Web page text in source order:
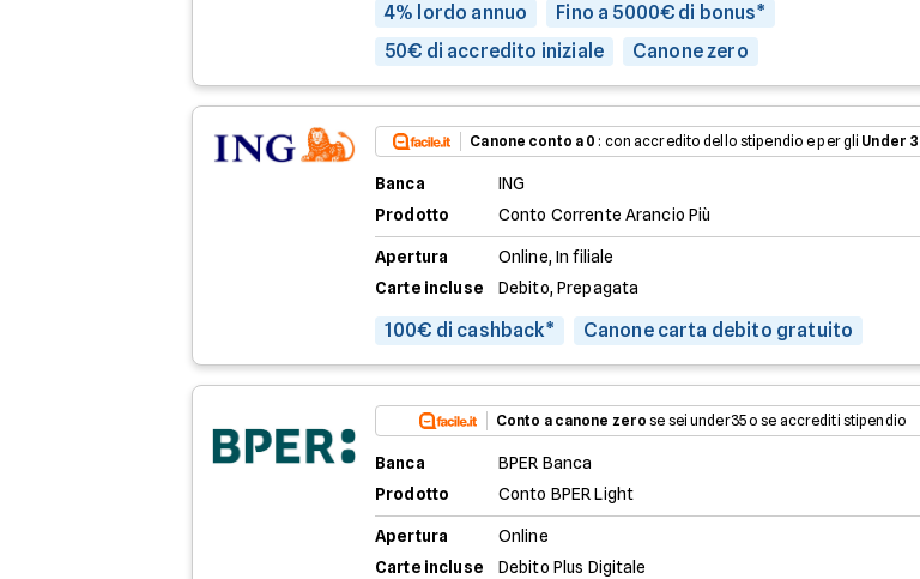
4% lordo annuo
Fino a 5000€ di bonus*
50€ di accredito iniziale
Canone zero
Canone conto a 0 : con accredito dello stipendio e per gli Under
Banca
ING
Prodotto
Conto Corrente Arancio Più
Apertura
Online, In filiale
Carte incluse
Debito, Prepagata
100€ di cashback* Canone carta debito gratuito
Conto a canone zero se sei under35 o se accrediti stipendio
Banca
BPER Banca
Prodotto
Conto BPER Light
Apertura
Online
Carte incluse
Debito Plus Digitale